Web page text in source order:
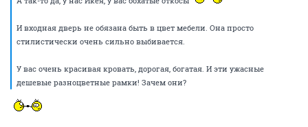
И входная дверь не обязана быть в цвет мебели. Она просто
стилистически очень сильно выбивается.
У вас очень красивая кровать, дорогая, богатая. И эти ужасные
дешевые разноцветные рамки! Зачем они?